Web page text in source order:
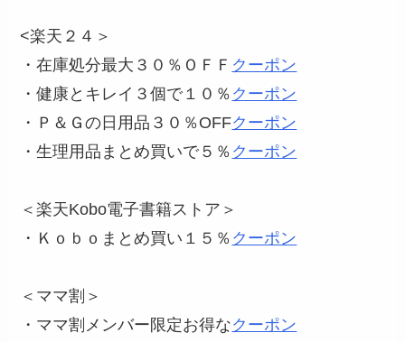
<楽天２４＞
・在庫処分最大３０％ＯＦＦ クーポン
・健康とキレイ３個で１０％ クーポン
・Ｐ＆Ｇの日用品３０％OFFクーポン
・生理用品まとめ買いで５％ クーポン
＜楽天Kobo電子書籍ストア＞
・Ｋｏｂｏまとめ買い１５％ クーポン
＜ママ割＞
・ママ割メンバー限定お得なクーポン